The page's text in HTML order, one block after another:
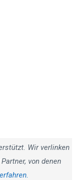
Wir verlinken
von denen